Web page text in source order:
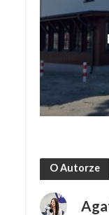
O Autorze